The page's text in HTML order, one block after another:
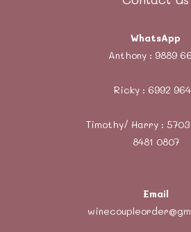
WhatsApp
Anthony : 9889
Ricky : 6992
Timothy/ Harry :
8481 0807
Email